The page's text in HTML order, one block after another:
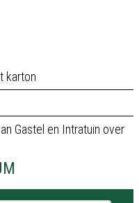
karton
Gastel en Intratuin over